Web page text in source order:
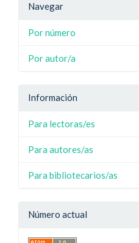
Navegar
Por número
Por autor/a
Información
Para lectoras/es
Para autores/as
Para bibliotecarios/as
Número actual